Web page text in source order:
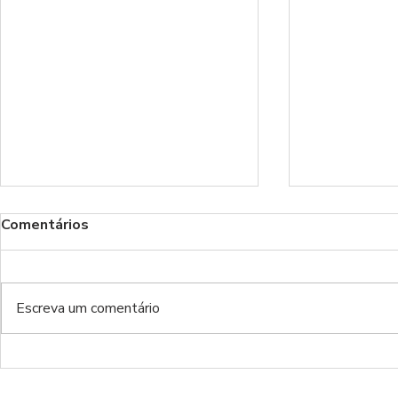
Time
Comentários
Escreva um comentário